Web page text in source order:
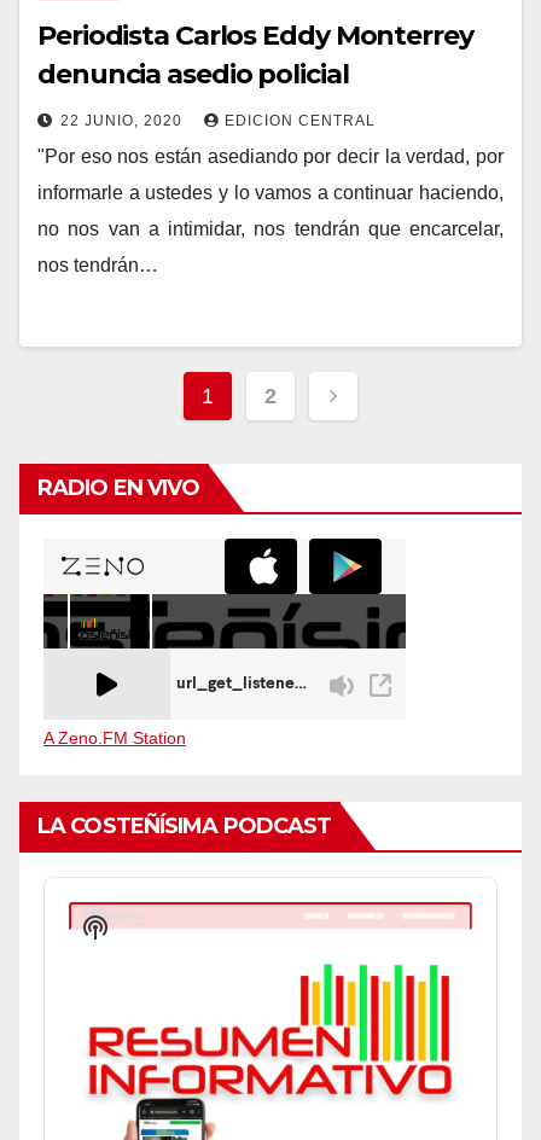
Periodista Carlos Eddy Monterrey
denuncia asedio policial
22 JUNIO, 2020 EDICION CENTRAL
"Por eso nos están asediando por decir la verdad, por
informarle a ustedes y lo vamos a continuar haciendo,
no nos van a intimidar, nos tendrán que encarcelar,
nos tendrán…
Navegación
entradas
1 2
RADIO EN VIVO
A Zeno.FM Station
LA COSTEÑÍSIMA PODCAST
Audio
Player
Show